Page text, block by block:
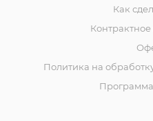
Как
Политика на
Программа